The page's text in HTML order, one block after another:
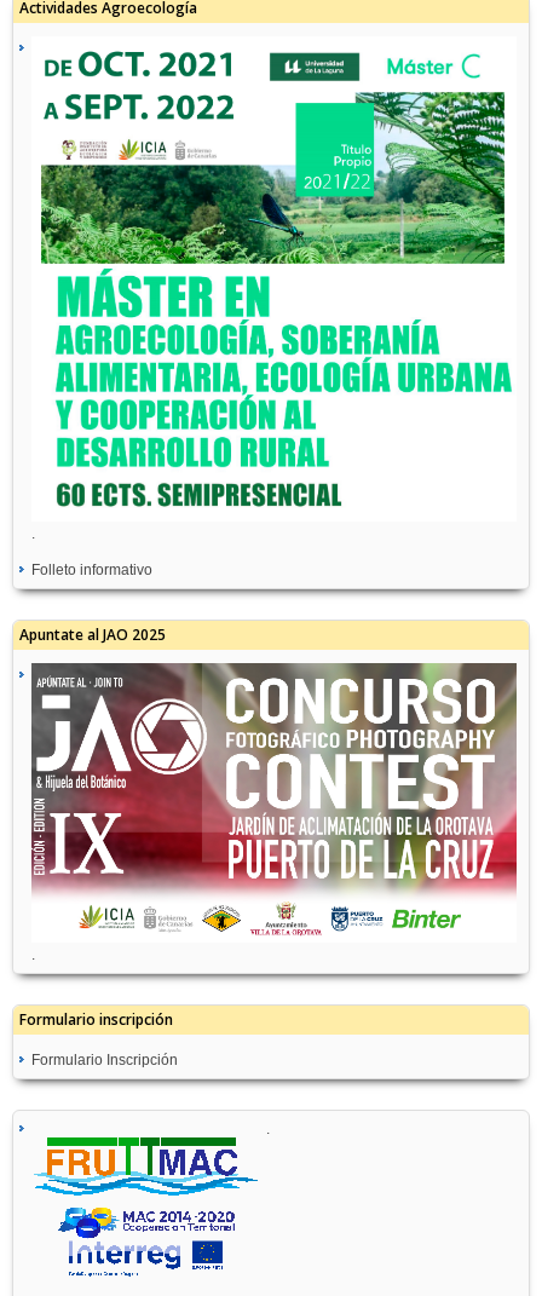
Actividades Agroecología
Folleto informativo
Apuntate al JAO 2025
.
Formulario inscripción
Formulario Inscripción
.